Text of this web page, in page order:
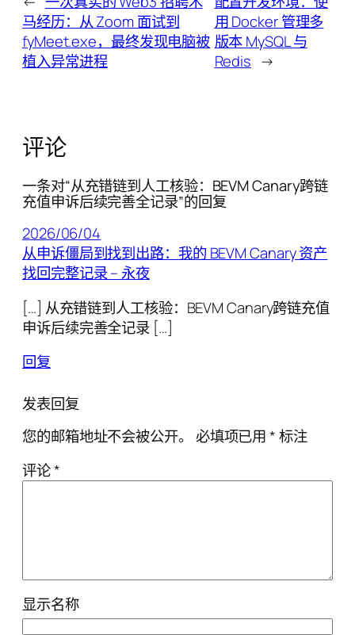
马经历：从 Zoom 面试到
fyMeet.exe，最终发现电脑被
植入异常进程
用 Docker 管理多
版本 MySQL 与
Redis →
评论
一条对“从充错链到人工核验：BEVM Canary跨链
充值申诉后续完善全记录”的回复
2026/06/04
从申诉僵局到找到出路：我的 BEVM Canary 资产
找回完整记录 – 永夜
[…] 从充错链到人工核验：BEVM Canary跨链充值
申诉后续完善全记录 […]
回复
发表回复
您的邮箱地址不会被公开。 必填项已用*标注
评论*
显示名称